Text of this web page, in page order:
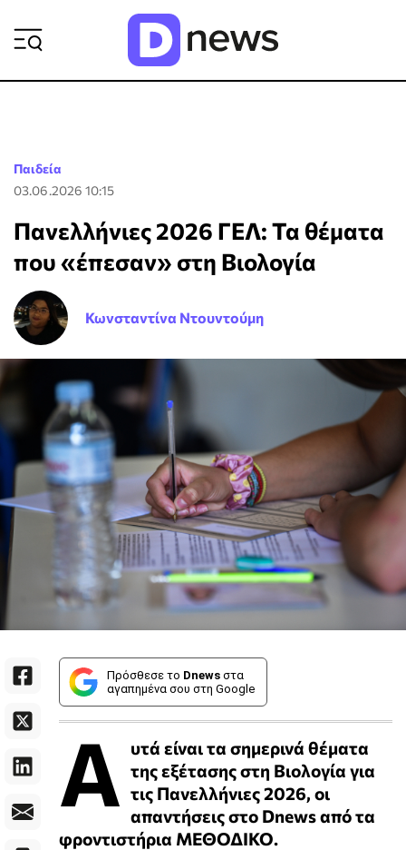
Παιδεία
03.06.2026 10:15
Πανελλήνιες 2026 ΓΕΛ: Τα θέματα
που «έπεσαν» στη Βιολογία
Κωνσταντίνα Ντουντούμη
Πρόσθεσε το Dnews στα
αγαπημένα σου στη Google
Α υτά είναι τα σημερινά θέματα
της εξέτασης στη Βιολογία για
τις Πανελλήνιες 2026, οι
απαντήσεις στο Dnews από τα
φροντιστήρια ΜΕΘΟΔΙΚΟ.